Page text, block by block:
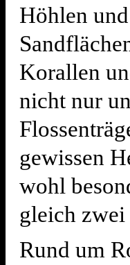
Höhlen
Korallen
nicht nur
gewissen
wohl
gleich zwei
Rund um